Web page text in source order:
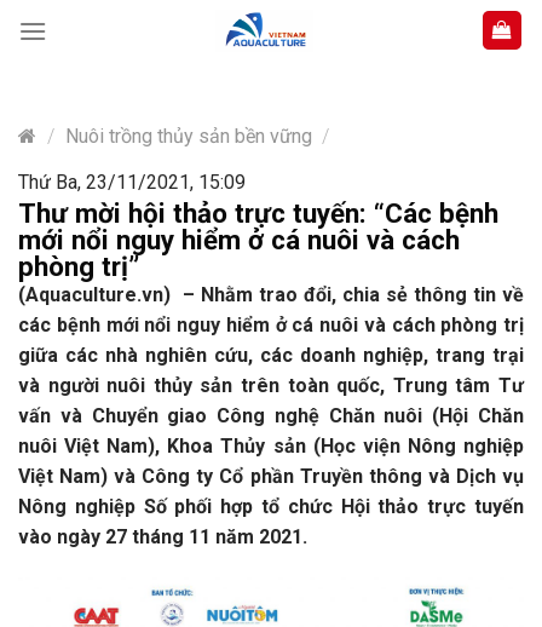
content
/ Nuôi trồng thủy sản bền vững /
Thứ Ba, 23/11/2021, 15:09
Thư mời hội thảo trực tuyến: “Các bệnh
mới nổi nguy hiểm ở cá nuôi và cách
phòng trị”
(Aquaculture.vn) – Nhằm trao đổi, chia sẻ thông tin về
các bệnh mới nổi nguy hiểm ở cá nuôi và cách phòng trị
giữa các nhà nghiên cứu, các doanh nghiệp, trang trại
và người nuôi thủy sản trên toàn quốc, Trung tâm Tư
vấn và Chuyển giao Công nghệ Chăn nuôi (Hội Chăn
nuôi Việt Nam), Khoa Thủy sản (Học viện Nông nghiệp
Việt Nam) và Công ty Cổ phần Truyền thông và Dịch vụ
Nông nghiệp Số phối hợp tổ chức Hội thảo trực tuyến
vào ngày 27 tháng 11 năm 2021.